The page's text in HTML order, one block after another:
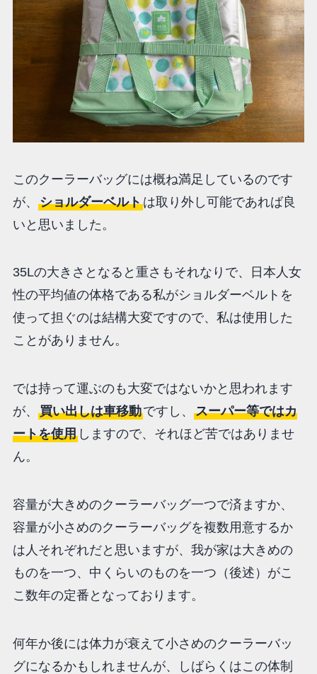
このクーラーバッグには概ね満足しているのです
が、 ショルダーベルトは取り外し可能であれば良
いと思いました。
35Lの大きさとなると重さもそれなりで、日本人女
性の平均値の体格である私がショルダーベルトを
使って担ぐのは結構大変ですので、私は使用した
ことがありません。
では持って運ぶのも大変ではないかと思われます
が、 買い出しは車移動ですし、 スーパー等ではカ
ートを使用しますので、それほど苦ではありませ
ん。
容量が大きめのクーラーバッグ一つで済ますか、
容量が小さめのクーラーバッグを複数用意するか
は人それぞれだと思いますが、我が家は大きめの
ものを一つ、中くらいのものを一つ（後述）がこ
こ数年の定番となっております。
何年か後には体力が衰えて小さめのクーラーバッ
グになるかもしれませんが、しばらくはこの体制